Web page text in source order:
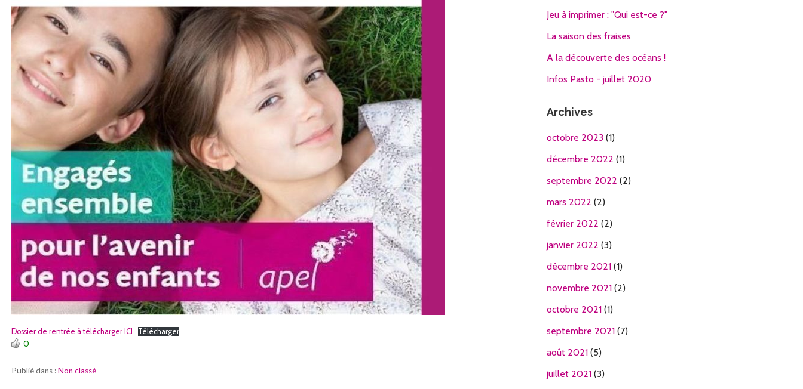
Dossier de rentrée à télécharger ICI Télécharger
0
Publié dans :Non classé
Jeu à imprimer : "Qui est-ce ?"
La saison des fraises
A la découverte des océans !
Infos Pasto - juillet 2020
Archives
octobre 2023(1)
décembre 2022 (1)
septembre 2022 (2)
mars 2022 (2)
février 2022 (2)
janvier 2022 (3)
décembre 2021(1)
novembre 2021(2)
octobre 2021(1)
septembre 2021(7)
août 2021(5)
juillet 2021(3)